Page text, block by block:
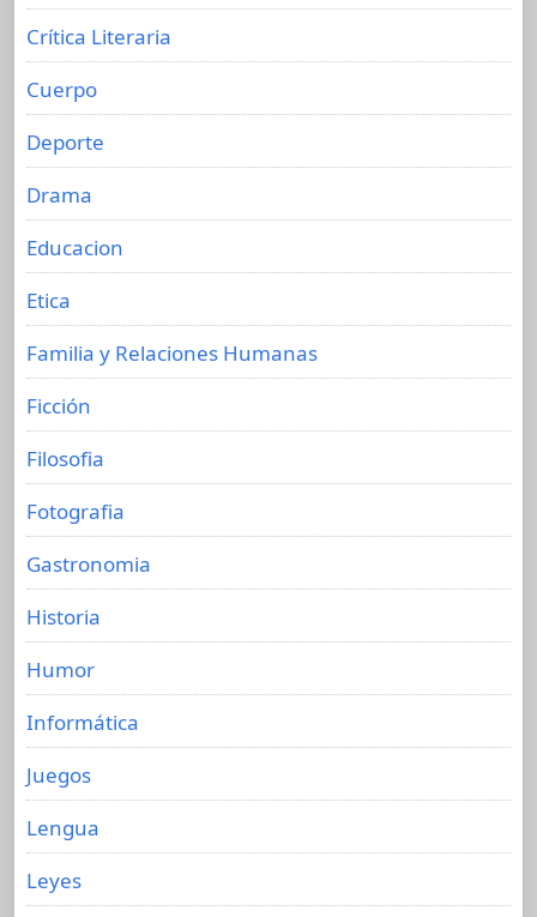
Crítica Literaria
Cuerpo
Deporte
Drama
Educacion
Etica
Familia y Relaciones Humanas
Ficción
Filosofia
Fotografia
Gastronomia
Historia
Humor
Informática
Juegos
Lengua
Leyes